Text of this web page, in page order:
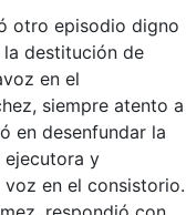
otro episodio digno
destitución de
en el
siempre atento a
en desenfundar la
ejecutora y
en el consistorio.